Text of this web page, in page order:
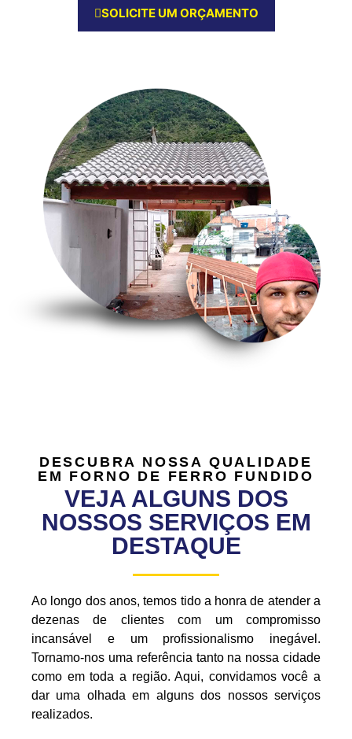
SOLICITE UM ORÇAMENTO
DESCUBRA NOSSA QUALIDADE
EM FORNO DE FERRO FUNDIDO
VEJA ALGUNS DOS
NOSSOS SERVIÇOS EM
DESTAQUE
Ao longo dos anos, temos tido a honra de atender a
dezenas de clientes com um compromisso
incansável e um profissionalismo inegável.
Tornamo-nos uma referência tanto na nossa cidade
como em toda a região. Aqui, convidamos você a
dar uma olhada em alguns dos nossos serviços
realizados.